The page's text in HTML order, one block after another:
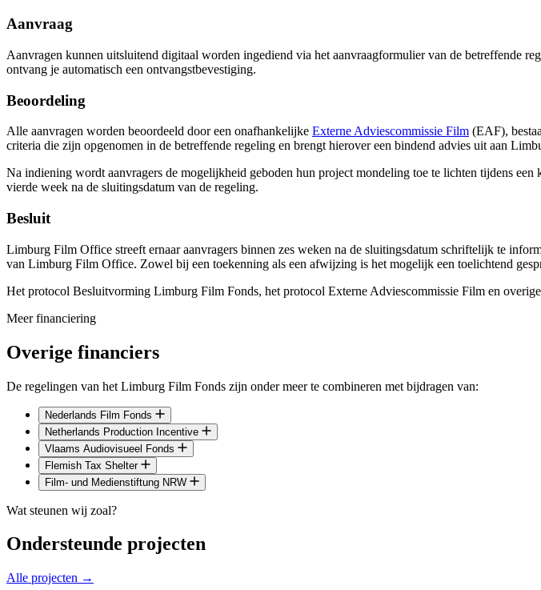
Aanvraag
Aanvragen kunnen uitsluitend digitaal worden ingediend via het aanvraagformulier van de betreffende
ontvang je automatisch een ontvangstbevestiging.
Beoordeling
Alle aanvragen worden beoordeeld door een onafhankelijke Externe Adviescommissie Film (EAF),
criteria die zijn opgenomen in de betreffende regeling en brengt hierover een bindend advies uit aan
Na indiening wordt aanvragers de mogelijkheid geboden hun project mondeling toe te lichten tijdens
vierde week na de sluitingsdatum van de regeling.
Besluit
Limburg Film Office streeft ernaar aanvragers binnen zes weken na de sluitingsdatum schriftelijk te
van Limburg Film Office. Zowel bij een toekenning als een afwijzing is het mogelijk een toelichtend
Het protocol Besluitvorming Limburg Film Fonds, het protocol Externe Adviescommissie Film en
Meer financiering
Overige financiers
De regelingen van het Limburg Film Fonds zijn onder meer te combineren met bijdragen van:
Nederlands Film Fonds
Netherlands Production Incentive
Vlaams Audiovisueel Fonds
Flemish Tax Shelter
Film- und Medienstiftung NRW
Wat steunen wij zoal?
Ondersteunde projecten
Alle projecten →